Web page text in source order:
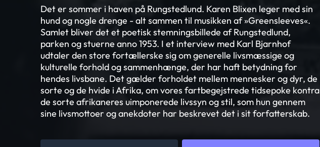
Det er sommer i haven på Rungstedlund. Karen Blixen leger med sin
hund og nogle drenge - alt sammen til musikken af »Greensleeves«.
Samlet bliver det et poetisk stemningsbillede af Rungstedlund,
parken og stuerne anno 1953. I et interview med Karl Bjarnhof
udtaler den store fortællerske sig om generelle livsmæssige og
kulturelle forhold og sammenhænge, der har haft betydning for
hendes livsbane. Det gælder forholdet mellem mennesker og dyr, de
sorte og de hvide i Afrika, om vores fartbegejstrede tidsepoke kontra
de sorte afrikaneres uimponerede livssyn og stil, som hun gennem
sine livsmottoer og anekdoter har beskrevet det i sit forfatterskab.